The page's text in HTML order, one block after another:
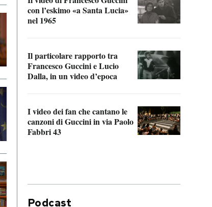
con l’eskimo «a Santa Lucia»
nel 1965
Il particolare rapporto tra
Francesco Guccini e Lucio
Dalla, in un video d’epoca
I video dei fan che cantano le
canzoni di Guccini in via Paolo
Fabbri 43
Podcast